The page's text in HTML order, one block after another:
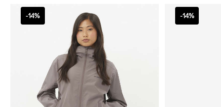
-14% -14%